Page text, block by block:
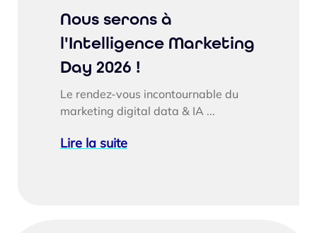
Nous serons à
l'Intelligence Marketing
Day 2026 !
Le rendez-vous incontournable du
marketing digital data & IA ...
Lire la suite